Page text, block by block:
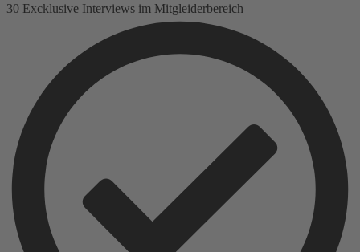
30 Excklusive Interviews im Mitgleiderbereich